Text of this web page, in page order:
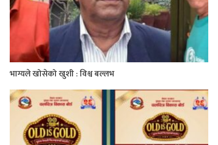
भाग्यले खोसेको खुशी : विश्व बल्लभ